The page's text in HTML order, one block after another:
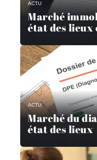
ACTU
Marché
état des lieux
ACTU
Marché du
état des lieux